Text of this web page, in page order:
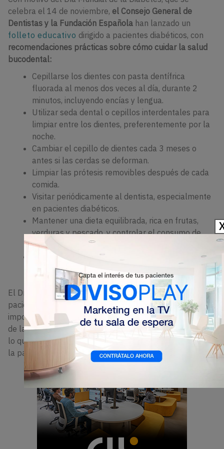
celebra el 14 de noviembre, el Consejo General de
Dentistas y la Fundación Española han lanzado un
folleto educativo dirigido a pacientes diabéticos, con
recomendaciones prácticas sobre cómo cuidar la salud
bucodental:
Cepillarse los dientes con pasta dentífrica
fluorada al menos dos veces al día, durante 2
minutos, incluyendo encías y lengua.
Utilizar seda dental o cepillos interdentales para
limpiar entre los dientes, preferentemente por la
noche.
Cambiar el cepillo de dientes cada 3 meses o
antes si las cerdas se deforman.
Limpiar las prótesis removibles después de cada
comida.
Visitar periódicamente al dentista, especialmente
en pacientes diabéticos.
Mantener una dieta equilibrada, rica en frutas,
verduras y pescado, y controlar el consumo de
azúcares.
Evitar fumar y consumir alcohol de manera
moderada.
El Dr. Castro concluye: “Mantener la boca sana en el
paciente diabético es una prioridad. Recordamos el
importante papel del dentista en la prevención y control
de las patologías bucodentales en pacientes diabéticos,
lo que mejora su calidad de vida, ayuda en el control de
la patología y previene complicaciones sistémicas.”